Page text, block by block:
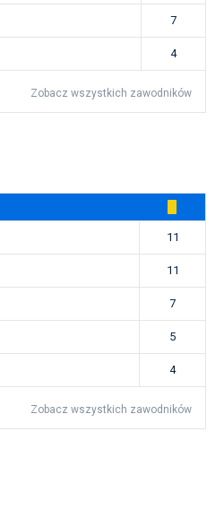
7
4
Zobacz wszystkich zawodników
11
11
7
5
4
Zobacz wszystkich zawodników